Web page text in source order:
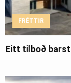
FRÉTTIR
Eitt tilboð